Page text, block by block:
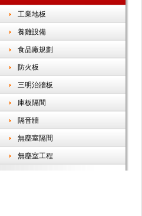
工業地板
養雞設備
食品廠規劃
防火板
三明治牆板
庫板隔間
隔音牆
無塵室隔間
無塵室工程